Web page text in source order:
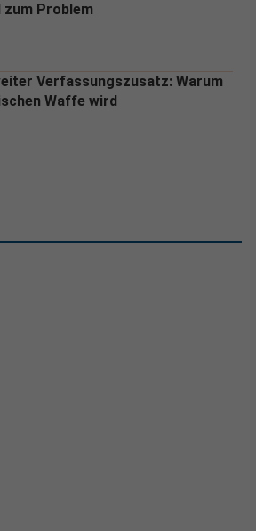
Problem
Verfassungszusatz: Warum
Waffe wird